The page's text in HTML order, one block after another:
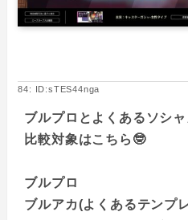
84: ID:sTES44nga
ブルプロとよくあるソシ
比較対象はこちら🤓
ブルプロ
ブルアカ(よくあるテンプ